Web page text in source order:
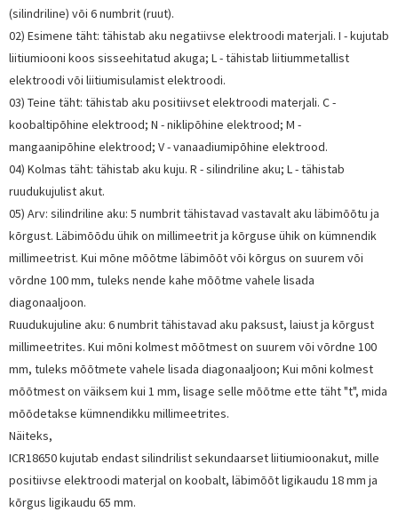
(silindriline) või 6 numbrit (ruut).
02) Esimene täht: tähistab aku negatiivse elektroodi materjali. I - kujutab
liitiumiooni koos sisseehitatud akuga; L - tähistab liitiummetallist
elektroodi või liitiumisulamist elektroodi.
03) Teine täht: tähistab aku positiivset elektroodi materjali. C -
koobaltipõhine elektrood; N - niklipõhine elektrood; M -
mangaanipõhine elektrood; V - vanaadiumipõhine elektrood.
04) Kolmas täht: tähistab aku kuju. R - silindriline aku; L - tähistab
ruudukujulist akut.
05) Arv: silindriline aku: 5 numbrit tähistavad vastavalt aku läbimõõtu ja
kõrgust. Läbimõõdu ühik on millimeetrit ja kõrguse ühik on kümnendik
millimeetrist. Kui mõne mõõtme läbimõõt või kõrgus on suurem või
võrdne 100 mm, tuleks nende kahe mõõtme vahele lisada
diagonaaljoon.
Ruudukujuline aku: 6 numbrit tähistavad aku paksust, laiust ja kõrgust
millimeetrites. Kui mõni kolmest mõõtmest on suurem või võrdne 100
mm, tuleks mõõtmete vahele lisada diagonaaljoon; Kui mõni kolmest
mõõtmest on väiksem kui 1 mm, lisage selle mõõtme ette täht "t", mida
mõõdetakse kümnendikku millimeetrites.
Näiteks,
ICR18650 kujutab endast silindrilist sekundaarset liitiumioonakut, mille
positiivse elektroodi materjal on koobalt, läbimõõt ligikaudu 18 mm ja
kõrgus ligikaudu 65 mm.